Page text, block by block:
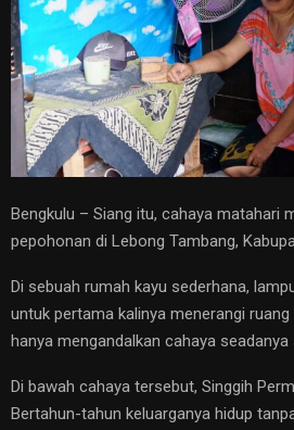
Bengkulu – Siang itu, cahaya matahari
pepohonan di Lebong Tambang,
Di sebuah rumah kayu sederhana,
untuk pertama kalinya menerangi
hanya mengandalkan cahaya
Di bawah cahaya tersebut, Singgih
Bertahun-tahun keluarganya hidup